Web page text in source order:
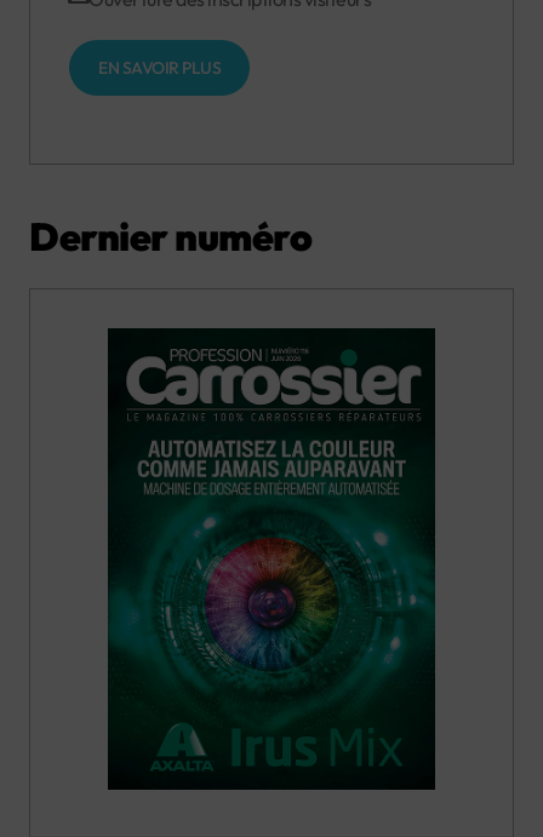
EN SAVOIR PLUS
Dernier numéro